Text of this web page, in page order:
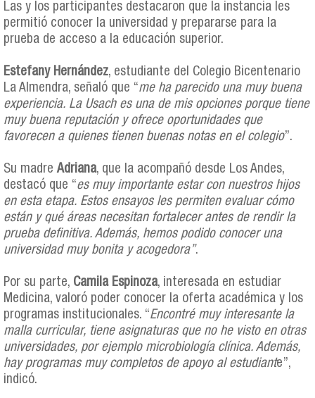
Las y los participantes destacaron que la instancia les
permitió conocer la universidad y prepararse para la
prueba de acceso a la educación superior.
Estefany Hernández, estudiante del Colegio Bicentenario
La Almendra, señaló que “me ha parecido una muy buena
experiencia. La Usach es una de mis opciones porque tiene
muy buena reputación y ofrece oportunidades que
favorecen a quienes tienen buenas notas en el colegio”.
Su madre Adriana, que la acompañó desde Los Andes,
destacó que “es muy importante estar con nuestros hijos
en esta etapa. Estos ensayos les permiten evaluar cómo
están y qué áreas necesitan fortalecer antes de rendir la
prueba definitiva. Además, hemos podido conocer una
universidad muy bonita y acogedora”.
Por su parte, Camila Espinoza, interesada en estudiar
Medicina, valoró poder conocer la oferta académica y los
programas institucionales. “Encontré muy interesante la
malla curricular, tiene asignaturas que no he visto en otras
universidades, por ejemplo microbiología clínica. Además,
hay programas muy completos de apoyo al estudiante”,
indicó.